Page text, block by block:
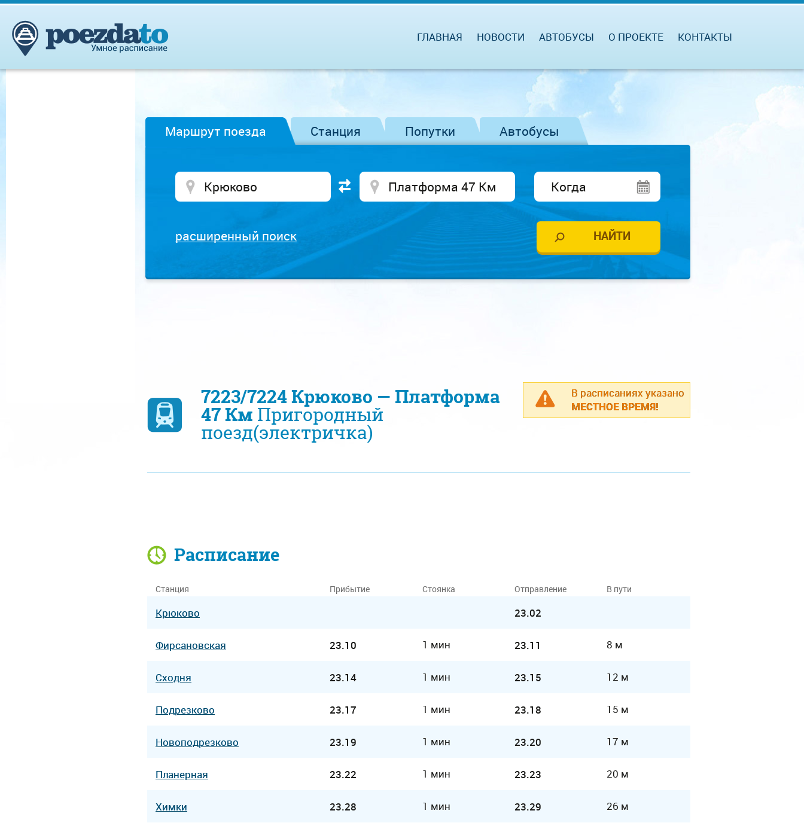
ГЛАВНАЯ НОВОСТИ АВТОБУСЫ О ПРОЕКТЕ КОНТАКТЫ
Маршрут поезда Станция Попутки Автобусы
расширенный поиск
В расписаниях указано
МЕСТНОЕ ВРЕМЯ!
7223/7224 Крюково — Платформа
47 Км Пригородный
поезд(электричка)
Расписание
Станция Прибытие Стоянка Отправление В пути
Крюково 23.02
Фирсановская 23.10 1 мин 23.11 8 м
Сходня 23.14 1 мин 23.15 12 м
Подрезково 23.17 1 мин 23.18 15 м
Новоподрезково 23.19 1 мин 23.20 17 м
Планерная 23.22 1 мин 23.23 20 м
Химки 23.28 1 мин 23.29 26 м